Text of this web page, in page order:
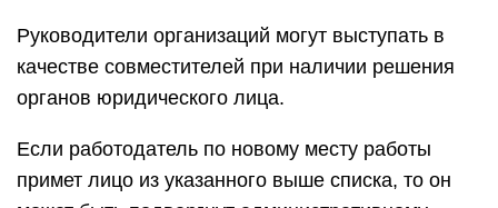
Руководители организаций могут выступать в
качестве совместителей при наличии решения
органов юридического лица.
Если работодатель по новому месту работы
примет лицо из указанного выше списка, то он